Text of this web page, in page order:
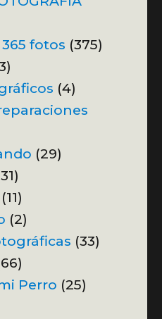
fotos (375)
(4)
(29)
(11)
(2)
(33)
Perro (25)